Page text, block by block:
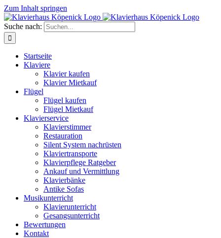
Zum Inhalt springen
Suche nach:
Startseite
Klaviere
Klavier kaufen
Klavier Mietkauf
Flügel
Flügel kaufen
Flügel Mietkauf
Klavierservice
Klavierstimmer
Restauration
Silent System nachrüsten
Klaviertransporte
Klavierpflege Ratgeber
Ankauf und Vermittlung
Klavierbänke
Antike Sofas
Musikunterricht
Klavierunterricht
Gesangsunterricht
Bewertungen
Kontakt